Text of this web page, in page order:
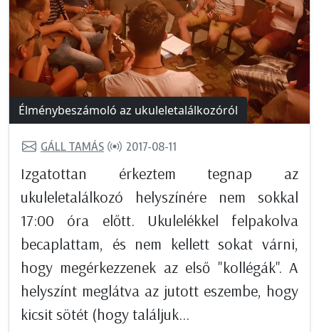
Élménybeszámoló az ukuleletalálkozóról
GÁLL TAMÁS 2017-08-11
Izgatottan érkeztem tegnap az
ukuleletalálkozó helyszínére nem sokkal
17:00 óra előtt. Ukulelékkel felpakolva
becaplattam, és nem kellett sokat várni,
hogy megérkezzenek az első "kollégák". A
helyszínt meglátva az jutott eszembe, hogy
kicsit sötét (hogy találjuk...